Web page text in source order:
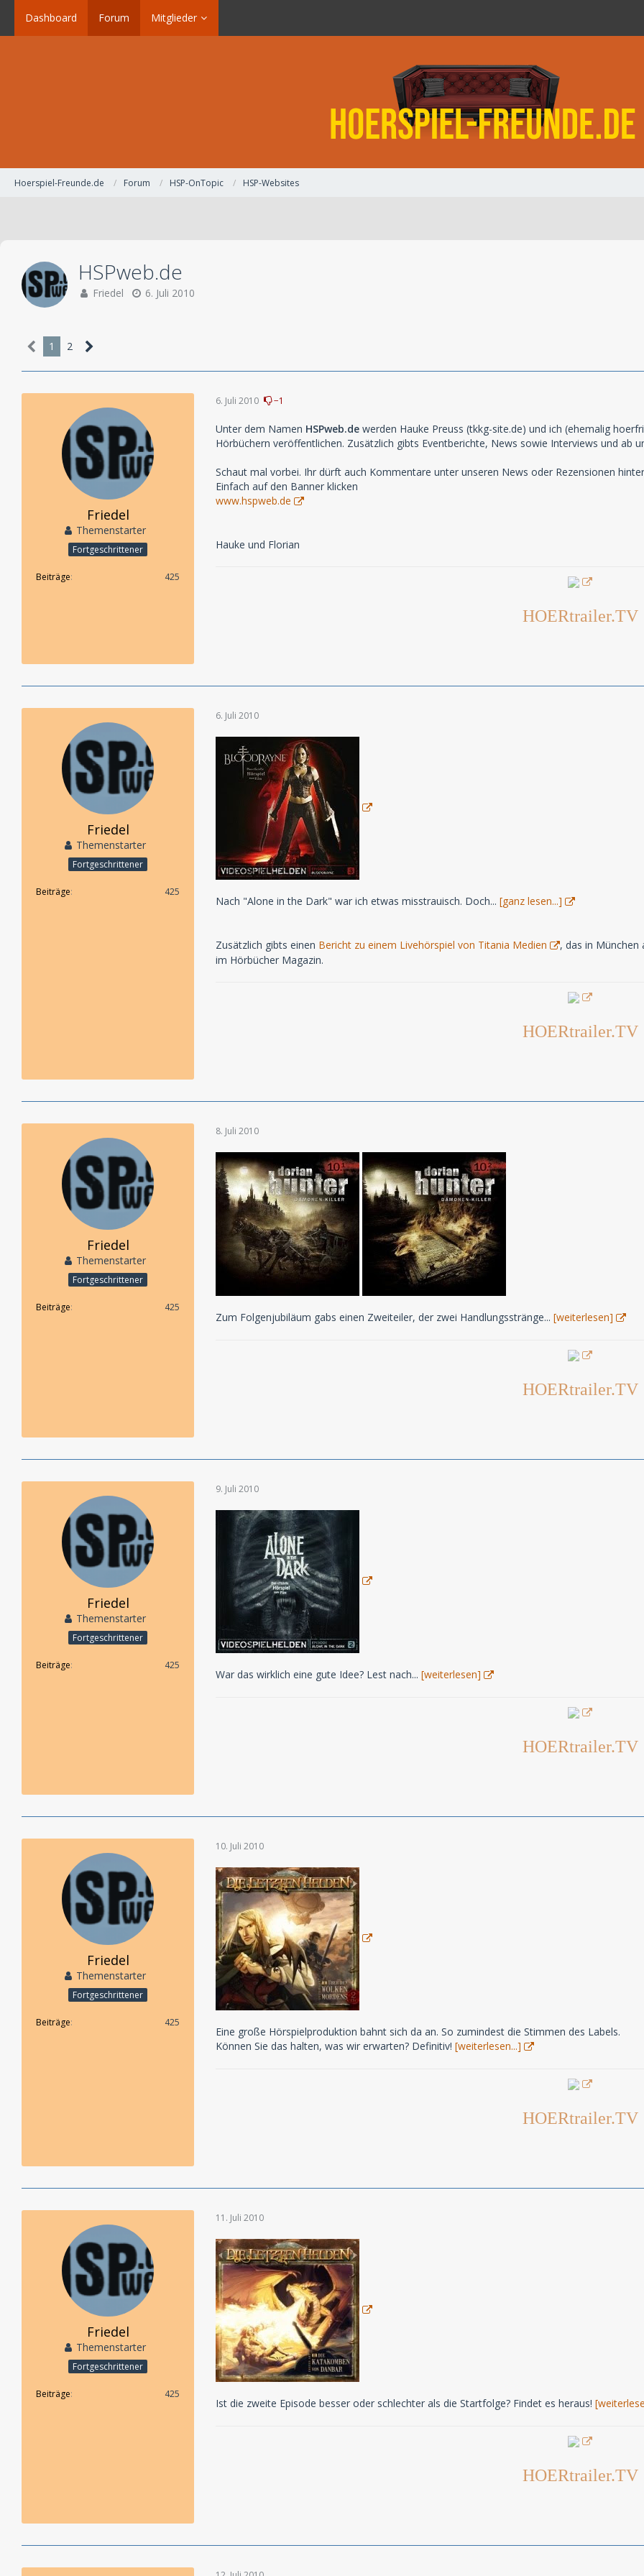
Dashboard Forum Mitglieder
Hoerspiel-Freunde.de Forum HSP-OnTopic HSP-Websites
HSPweb.de
Friedel 6. Juli 2010
1 2
Friedel
Themenstarter
Fortgeschrittener
Beiträge 425
6. Juli 2010 −1
Unter dem Namen HSPweb.de werden Hauke Preuss (tkkg-site.de) und ich (ehemalig
Hörbüchern veröffentlichen. Zusätzlich gibts Eventberichte, News sowie Interviews und ab
Schaut mal vorbei. Ihr dürft auch Kommentare unter unseren News oder Rezensionen
Einfach auf den Banner klicken
www.hspweb.de
Hauke und Florian
HOERtrailer.TV
Friedel
Themenstarter
Fortgeschrittener
Beiträge 425
6. Juli 2010
Nach "Alone in the Dark" war ich etwas misstrauisch. Doch... [ganz lesen...]
Zusätzlich gibts einen Bericht zu einem Livehörspiel von Titania Medien
, das in München
im Hörbücher Magazin.
HOERtrailer.TV
Friedel
Themenstarter
Fortgeschrittener
Beiträge 425
8. Juli 2010
Zum Folgenjubiläum gabs einen Zweiteiler, der zwei Handlungsstränge... [weiterlesen]
HOERtrailer.TV
Friedel
Themenstarter
Fortgeschrittener
Beiträge 425
9. Juli 2010
War das wirklich eine gute Idee? Lest nach... [weiterlesen]
HOERtrailer.TV
Friedel
Themenstarter
Fortgeschrittener
Beiträge 425
10. Juli 2010
Eine große Hörspielproduktion bahnt sich da an. So zumindest die Stimmen des Labels.
Können Sie das halten, was wir erwarten? Definitiv! [weiterlesen...]
HOERtrailer.TV
Friedel
Themenstarter
Fortgeschrittener
Beiträge 425
11. Juli 2010
Ist die zweite Episode besser oder schlechter als die Startfolge? Findet es heraus!
HOERtrailer.TV